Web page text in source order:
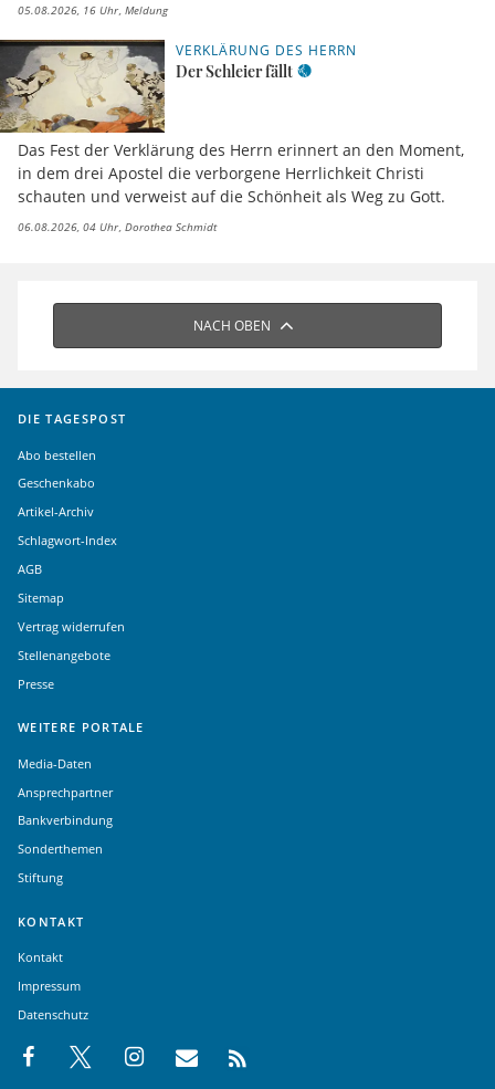
05.08.2026, 16 Uhr Meldung
VERKLÄRUNG DES HERRN
Der Schleier fällt
Das Fest der Verklärung des Herrn erinnert an den Moment,
in dem drei Apostel die verborgene Herrlichkeit Christi
schauten und verweist auf die Schönheit als Weg zu Gott.
06.08.2026, 04 Uhr Dorothea Schmidt
NACH OBEN
DIE TAGESPOST
Abo bestellen
Geschenkabo
Artikel-Archiv
Schlagwort-Index
AGB
Sitemap
Vertrag widerrufen
Stellenangebote
Presse
WEITERE PORTALE
Media-Daten
Ansprechpartner
Bankverbindung
Sonderthemen
Stiftung
KONTAKT
Kontakt
Impressum
Datenschutz